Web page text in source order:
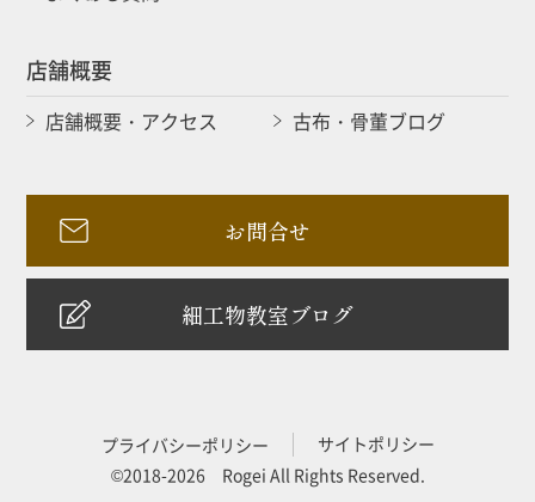
店舗概要
店舗概要・アクセス 古布・骨董ブログ
お問合せ
細工物教室ブログ
プライバシーポリシー
サイトポリシー
©2018-2026 Rogei All Rights Reserved.